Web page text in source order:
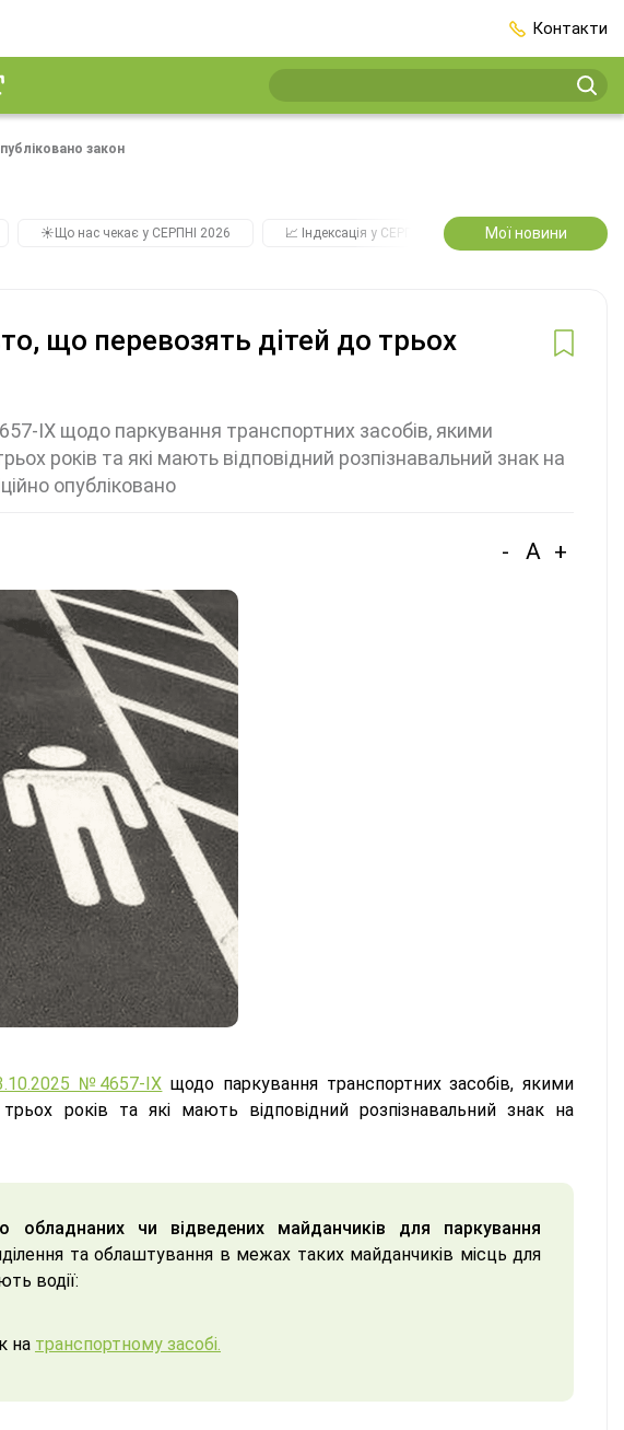
Контакти
закон
☀️Що нас чекає у СЕРПНІ 2026 📈 Індексація у СЕРПНІ 2️⃣0️⃣2️⃣7️⃣ Усі ключові
Мої новини
що перевозять дітей до трьох
IX щодо паркування транспортних засобів, якими
років та які мають відповідний розпізнавальний знак на
опубліковано
- A +
№4657-IX щодо паркування транспортних засобів, якими
років та які мають відповідний розпізнавальний знак на
обладнаних чи відведених майданчиків для паркування
та облаштування в межах таких майданчиків місць для
водії:
на транспортному засобі.